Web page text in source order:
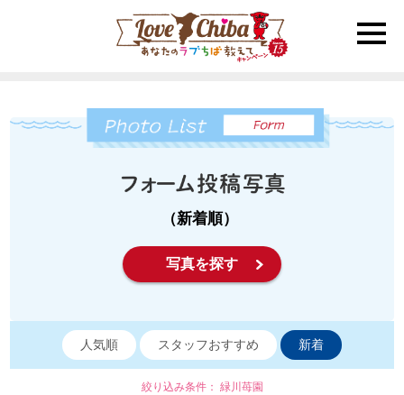
toggle
（新着順）
写真を探す
人気順 スタッフおすすめ 新着
絞り込み条件： 緑川苺園